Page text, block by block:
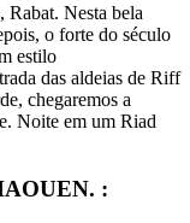
Rabat. Nesta bela
o forte do século
estilo
das aldeias de Riff
chegaremos a
Noite em um Riad
: